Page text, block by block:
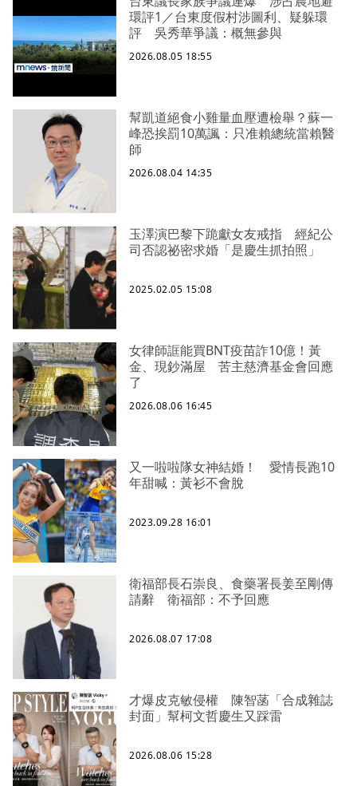
環評1／台東度假村涉圖利、疑躲環
評 吳秀華爭議：概無參與
2026.08.05 18:55
幫凱道絕食小雞量血壓遭檢舉？蘇一
峰恐挨罰10萬諷：只准賴總統當賴醫
師
2026.08.04 14:35
玉澤演巴黎下跪獻女友戒指 經紀公
司否認祕密求婚「是慶生抓拍照」
2025.02.05 15:08
女律師誆能買BNT疫苗詐10億！黃
金、現鈔滿屋 苦主慈濟基金會回應
了
2026.08.06 16:45
又一啦啦隊女神結婚！ 愛情長跑10
年甜喊：黃衫不會脫
2023.09.28 16:01
衛福部長石崇良、食藥署長姜至剛傳
請辭 衛福部：不予回應
2026.08.07 17:08
才爆皮克敏侵權 陳智菡「合成雜誌
封面」幫柯文哲慶生又踩雷
2026.08.06 15:28